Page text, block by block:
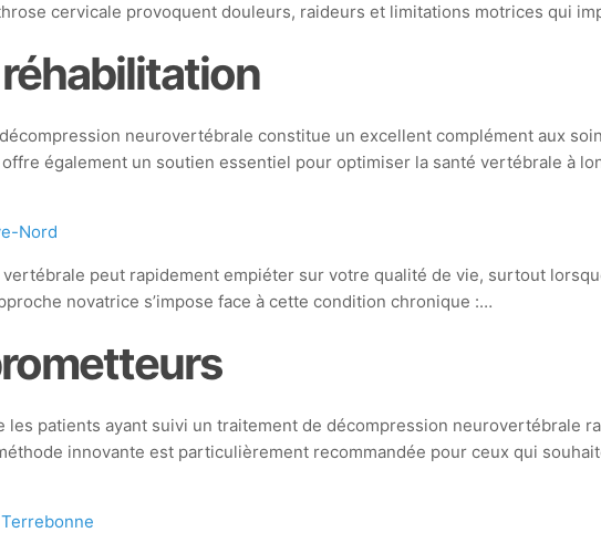
cervicale provoquent douleurs, raideurs et limitations motrices qui
neurovertébrale constitue un excellent complément aux
également un soutien essentiel pour optimiser la santé vertébrale à
Nord
peut rapidement empiéter sur votre qualité de vie, surtout
novatrice s’impose face à cette condition chronique :…
les patients ayant suivi un traitement de décompression neurovertébrale
innovante est particulièrement recommandée pour ceux qui